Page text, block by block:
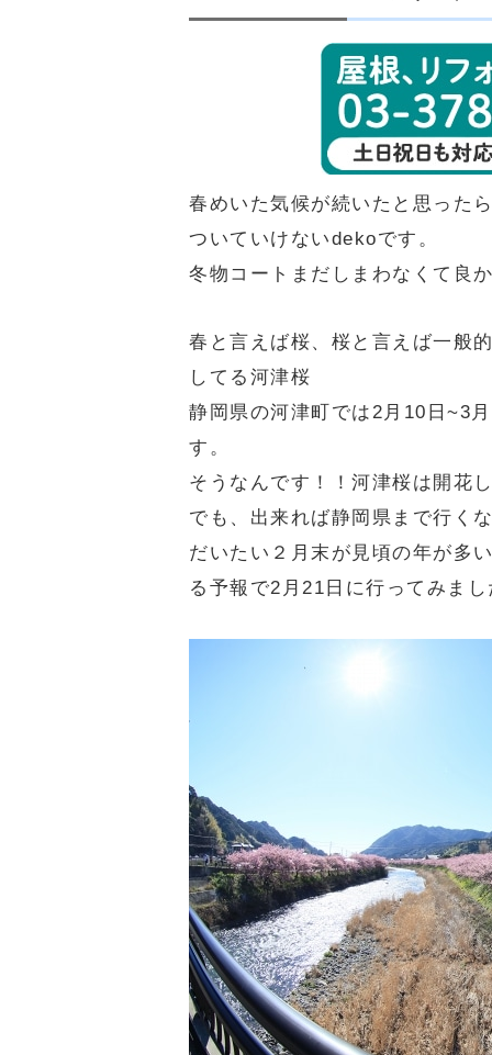
春めいた気候が続いたと思った
ついていけないdekoです。
冬物コートまだしまわなくて良
春と言えば桜、桜と言えば一般
してる河津桜
静岡県の河津町では2月10日~3
す。
そうなんです！！河津桜は開花
でも、出来れば静岡県まで行く
だいたい２月末が見頃の年が多
る予報で2月21日に行ってみまし